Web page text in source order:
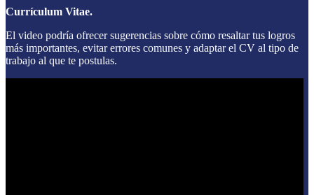
Currículum Vitae.
El video podría ofrecer sugerencias sobre cómo resaltar tus logros
más importantes, evitar errores comunes y adaptar el CV al tipo de
trabajo al que te postulas.